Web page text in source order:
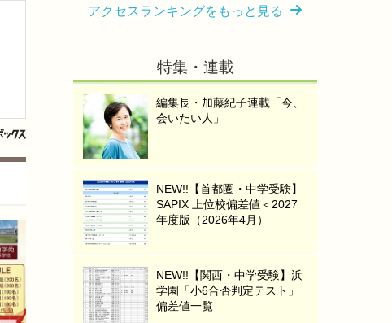
アクセスランキングをもっと見る
特集・連載
編集長・加藤紀子連載「今、
会いたい人」
NEW!!【首都圏・中学受験】
SAPIX 上位校偏差値＜2027
年度版（2026年4月）
NEW!!【関西・中学受験】浜
学園「小6合否判定テスト」
偏差値一覧